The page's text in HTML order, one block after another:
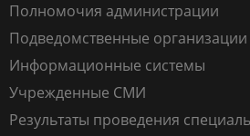
Полномочия администрации
Подведомственные организации
Информационные системы
Учрежденные СМИ
Результаты проведения